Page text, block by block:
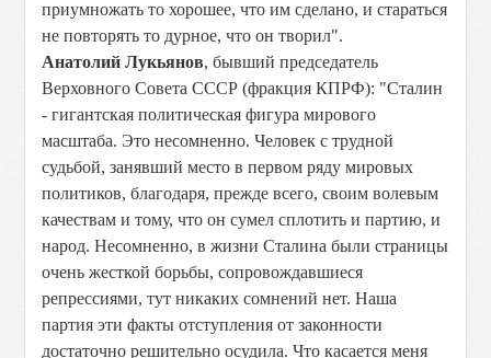
приумножать то хорошее, что им сделано, и стараться
не повторять то дурное, что он творил".
Анатолий Лукьянов, бывший председатель
Верховного Совета СССР (фракция КПРФ): "Сталин
- гигантская политическая фигура мирового
масштаба. Это несомненно. Человек с трудной
судьбой, занявший место в первом ряду мировых
политиков, благодаря, прежде всего, своим волевым
качествам и тому, что он сумел сплотить и партию, и
народ. Несомненно, в жизни Сталина были страницы
очень жесткой борьбы, сопровождавшиеся
репрессиями, тут никаких сомнений нет. Наша
партия эти факты отступления от законности
достаточно решительно осудила. Что касается меня